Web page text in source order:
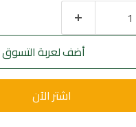
أضف لعربة التسوق
اشتر الآن